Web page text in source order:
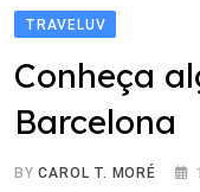
TRAVELUV
Conheça
Barcelona
BYCAROL T. MORÉ